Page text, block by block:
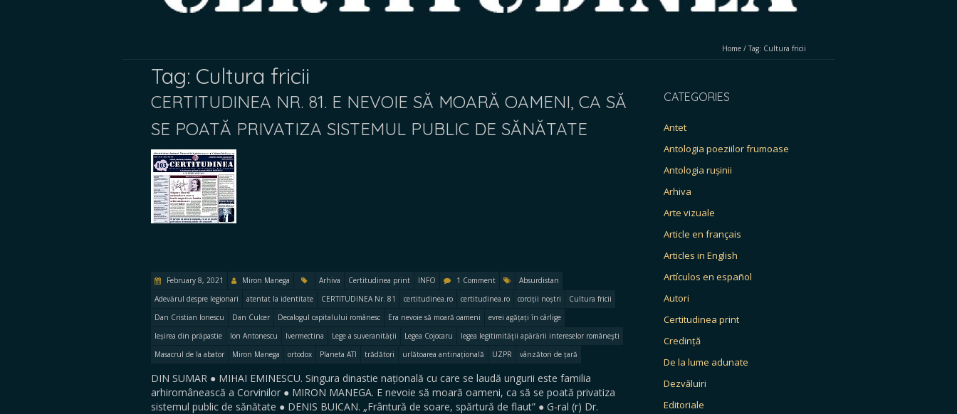
Home / Tag: Cultura fricii
Tag: Cultura fricii
CERTITUDINEA NR. 81. E NEVOIE SĂ MOARĂ OAMENI, CA SĂ
SE POATĂ PRIVATIZA SISTEMUL PUBLIC DE SĂNĂTATE
February 8, 2021 Miron Manega Arhiva Certitudinea print INFO 1 Comment
Absurdistan
Adevărul despre legionari
atentat la identitate CERTITUDINEA Nr. 81 certitudinea.ro certitudinea.ro corciții noștri
Cultura fricii
Dan Cristian Ionescu
Dan Culcer Decalogul capitalului românesc Era nevoie să moară oameni
evrei agățați în cârlige
Ieșirea din prăpastie
Ion Antonescu Ivermectina Lege a suveranității Legea Cojocaru
legea legitimităţii apărării intereselor româneşti
Masacrul de la abator
Miron Manega ortodox Planeta ATI trădători urlătoarea antinațională UZPR vânzători de țară
DIN SUMAR ● MIHAI EMINESCU. Singura dinastie națională cu care se laudă ungurii este familia
arhiromânească a Corvinilor ● MIRON MANEGA. E nevoie să moară oameni, ca să se poată privatiza
sistemul public de sănătate ● DENIS BUICAN. „Frântură de soare, spărtură de flaut” ● G-ral (r) Dr.
CATEGORIES
Antet
Antologia poeziilor frumoase
Antologia rușinii
Arhiva
Arte vizuale
Article en français
Articles in English
Artículos en español
Autori
Certitudinea print
Credință
De la lume adunate
Dezvăluiri
Editoriale